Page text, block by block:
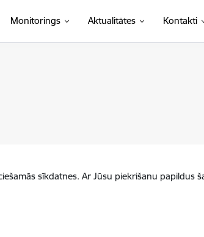
Monitorings Aktualitātes Kontakti
sīkdatnes. Ar Jūsu piekrišanu papildus